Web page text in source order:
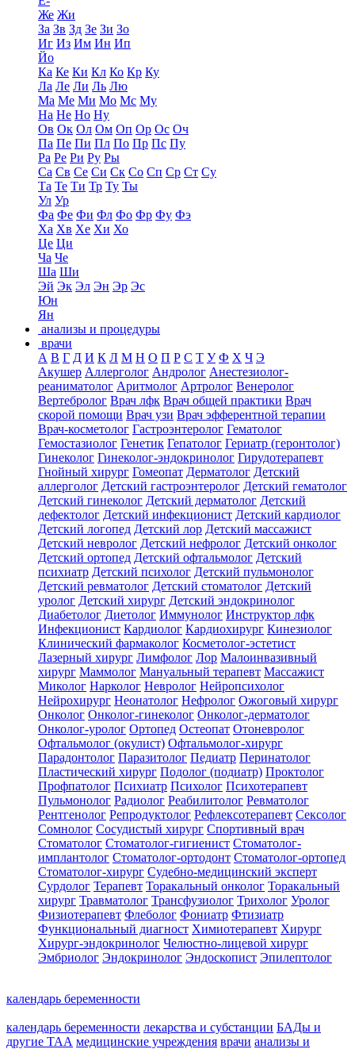
Же Жи
За Зв Зд Зе Зи Зо
Иг Из Им Ин Ип
Йо
Ка Ке Ки Кл Ко Кр Ку
Ла Ле Ли Ль Лю
Ма Ме Ми Мо Мс Му
На Не Но Ну
Ов Ок Ол Ом Оп Ор Ос Оч
Па Пе Пи Пл По Пр Пс Пу
Ра Ре Ри Ру Ры
Са Св Се Си Ск Со Сп Ср Ст Су
Та Те Ти Тр Ту Ты
Ул Ур
Фа Фе Фи Фл Фо Фр Фу Фэ
Ха Хв Хе Хи Хо
Це Ци
Ча Че
Ша Ши
Эй Эк Эл Эн Эр Эс
Юн
Ян
анализы и процедуры
врачи
А В Г Д И К Л М Н О П Р С Т У Ф Х Ч Э
Акушер Аллерголог Андролог Анестезиолог-
реаниматолог Аритмолог Артролог Венеролог
Вертебролог Врач лфк Врач общей практики Врач
скорой помощи Врач узи Врач эфферентной терапии
Врач-косметолог Гастроэнтеролог Гематолог
Гемостазиолог Генетик Гепатолог Гериатр (геронтолог)
Гинеколог Гинеколог-эндокринолог Гирудотерапевт
Гнойный хирург Гомеопат Дерматолог Детский
аллерголог Детский гастроэнтеролог Детский гематолог
Детский гинеколог Детский дерматолог Детский
дефектолог Детский инфекционист Детский кардиолог
Детский логопед Детский лор Детский массажист
Детский невролог Детский нефролог Детский онколог
Детский ортопед Детский офтальмолог Детский
психиатр Детский психолог Детский пульмонолог
Детский ревматолог Детский стоматолог Детский
уролог Детский хирург Детский эндокринолог
Диабетолог Диетолог Иммунолог Инструктор лфк
Инфекционист Кардиолог Кардиохирург Кинезиолог
Клинический фармаколог Косметолог-эстетист
Лазерный хирург Лимфолог Лор Малоинвазивный
хирург Маммолог Мануальный терапевт Массажист
Миколог Нарколог Невролог Нейропсихолог
Нейрохирург Неонатолог Нефролог Ожоговый хирург
Онколог Онколог-гинеколог Онколог-дерматолог
Онколог-уролог Ортопед Остеопат Отоневролог
Офтальмолог (окулист) Офтальмолог-хирург
Парадонтолог Паразитолог Педиатр Перинатолог
Пластический хирург Подолог (подиатр) Проктолог
Профпатолог Психиатр Психолог Психотерапевт
Пульмонолог Радиолог Реабилитолог Ревматолог
Рентгенолог Репродуктолог Рефлексотерапевт Сексолог
Сомнолог Сосудистый хирург Спортивный врач
Стоматолог Стоматолог-гигиенист Стоматолог-
имплантолог Стоматолог-ортодонт Стоматолог-ортопед
Стоматолог-хирург Судебно-медицинский эксперт
Сурдолог Терапевт Торакальный онколог Торакальный
хирург Травматолог Трансфузиолог Трихолог Уролог
Физиотерапевт Флеболог Фониатр Фтизиатр
Функциональный диагност Химиотерапевт Хирург
Хирург-эндокринолог Челюстно-лицевой хирург
Эмбриолог Эндокринолог Эндоскопист Эпилептолог
календарь беременности
календарь беременности лекарства и субстанции БАДы и
другие ТАА медицинские учреждения врачи анализы и